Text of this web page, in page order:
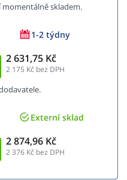
momentálně skladem.
1-2 týdny
2 631,75 Kč
2 175 Kč bez DPH
Externí sklad
2 874,96 Kč
2 376 Kč bez DPH